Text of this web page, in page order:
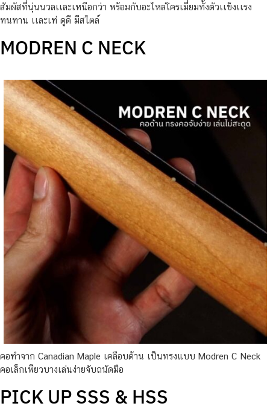
สัมผัสที่นุ่นนวลเเละเหนือกว่า พร้อมกับอะไหล่โครเมี่ยมทั้งตัวเเข็งเเรง
ทนทาน เเละเท่ ดูดี มีสไตล์
MODREN C NECK
คอทำจาก Canadian Maple เคลือบด้าน เป็นทรงแบบ Modren C Neck
คอเล็กเพียวบางเล่นง่ายจับถนัดมือ
PICK UP SSS & HSS